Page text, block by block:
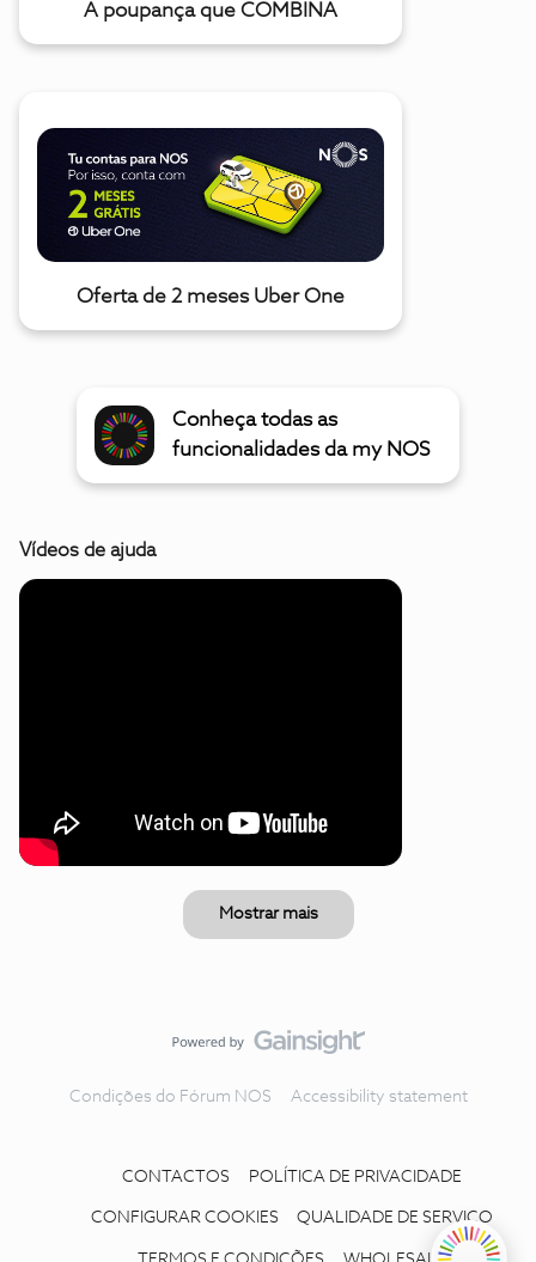
A poupança que COMBINA
Oferta de 2 meses Uber One
Conheça todas as
funcionalidades da my NOS
Vídeos de ajuda
Mostrar mais
Condições do Fórum NOS Accessibility statement
CONTACTOS POLÍTICA DE PRIVACIDADE
CONFIGURAR COOKIES QUALIDADE DE SERVIÇO